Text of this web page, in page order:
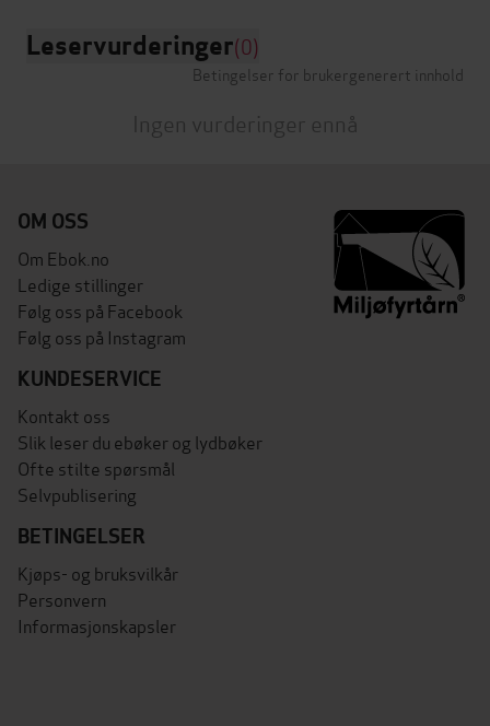
Leservurderinger(0)
Betingelser for brukergenerert innhold
Ingen vurderinger ennå
OM OSS
Om Ebok.no
Ledige stillinger
Følg oss på Facebook
Følg oss på Instagram
KUNDESERVICE
Kontakt oss
Slik leser du ebøker og lydbøker
Ofte stilte spørsmål
Selvpublisering
BETINGELSER
Kjøps- og bruksvilkår
Personvern
Informasjonskapsler